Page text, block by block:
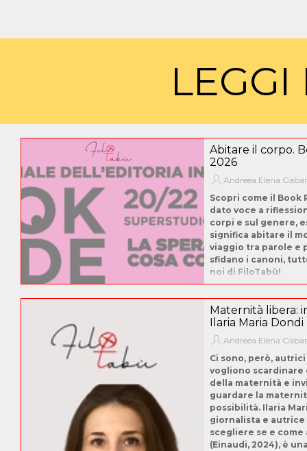
Abitare il corpo.
2026
Andreea Elena
Scopri come il Book
dato voce a
corpi e sul genere,
significa abitare il
viaggio tra parole e
sfidano i canoni,
noi di FiloTabù!
Maternità libera:
Ilaria Maria Dondi
Andreea Elena
Ci sono, però,
vogliono scardinare
della maternità e
guardare la
possibilità. Ilaria
giornalista e autrice
scegliere se e come
(Einaudi, 2024), è